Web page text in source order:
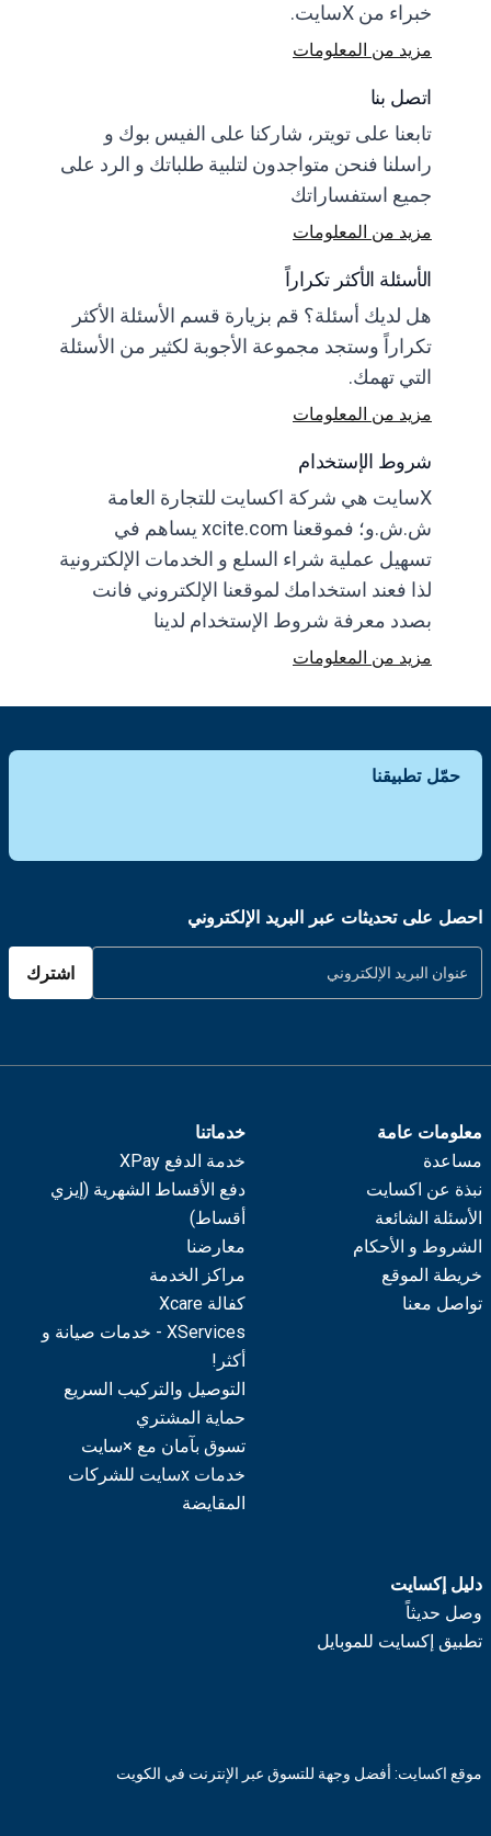
خبراء من Xسايت.
مزيد من المعلومات
اتصل بنا
تابعنا على تويتر، شاركنا على الفيس بوك و
راسلنا فنحن متواجدون لتلبية طلباتك و الرد على
جميع استفساراتك
مزيد من المعلومات
الأسئلة الأكثر تكراراً
هل لديك أسئلة؟ قم بزيارة قسم الأسئلة الأكثر
تكراراً وستجد مجموعة الأجوبة لكثير من الأسئلة
التي تهمك.
مزيد من المعلومات
شروط الإستخدام
Xسايت هي شركة اكسايت للتجارة العامة
ش.ش.و؛ فموقعنا xcite.com يساهم في
تسهيل عملية شراء السلع و الخدمات الإلكترونية
لذا فعند استخدامك لموقعنا الإلكتروني فانت
بصدد معرفة شروط الإستخدام لدينا
مزيد من المعلومات
حمّل تطبيقنا
احصل على تحديثات عبر البريد الإلكتروني
اشترك
معلومات عامة
مساعدة
نبذة عن اكسايت
الأسئلة الشائعة
الشروط و الأحكام
خريطة الموقع
تواصل معنا
خدماتنا
خدمة الدفع XPay
دفع الأقساط الشهرية (إيزي
أقساط)
معارضنا
مراكز الخدمة
كفالة Xcare
XServices - خدمات صيانة و
أكثر!
التوصيل والتركيب السريع
حماية المشتري
تسوق بآمان مع ×سايت
خدمات xسايت للشركات
المقايضة
دليل إكسايت
وصل حديثاً
تطبيق إكسايت للموبايل
موقع اكسايت: أفضل وجهة للتسوق عبر الإنترنت في الكويت